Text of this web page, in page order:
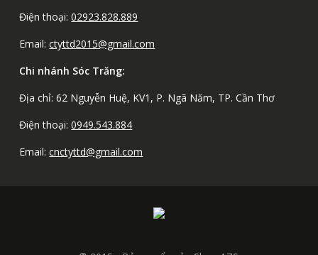
Điện thoại:02923.828.889
Email:ctyttd2015@gmail.com
Chi nhánh Sóc Trăng:
Địa chỉ: 62 Nguyễn Huệ, KV1, P. Ngã Năm, TP. Cần Thơ
Điện thoại:0949.543.884
Email:cnctyttd@gmail.com